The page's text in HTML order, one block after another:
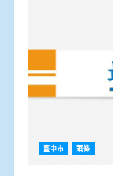
臺中市 頭條